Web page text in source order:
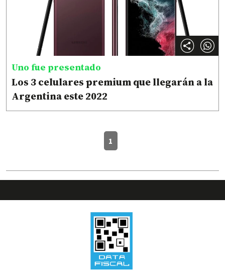
Uno fue presentado
Los 3 celulares premium que llegarán a la
Argentina este 2022
1